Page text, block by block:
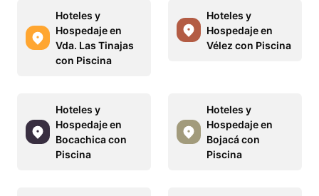
Hoteles y
Hospedaje en
Vda. Las Tinajas
con Piscina
Hoteles y
Hospedaje en
Vélez con Piscina
Hoteles y
Hospedaje en
Bocachica con
Piscina
Hoteles y
Hospedaje en
Bojacá con
Piscina